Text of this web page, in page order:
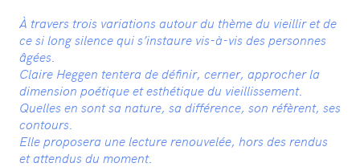
À travers trois variations autour du thème du vieillir et de
ce si long silence qui s’instaure vis-à-vis des personnes
âgées.
Claire Heggen tentera de définir, cerner, approcher la
dimension poétique et esthétique du vieillissement.
Quelles en sont sa nature, sa différence, son réfèrent, ses
contours.
Elle proposera une lecture renouvelée, hors des rendus
et attendus du moment.